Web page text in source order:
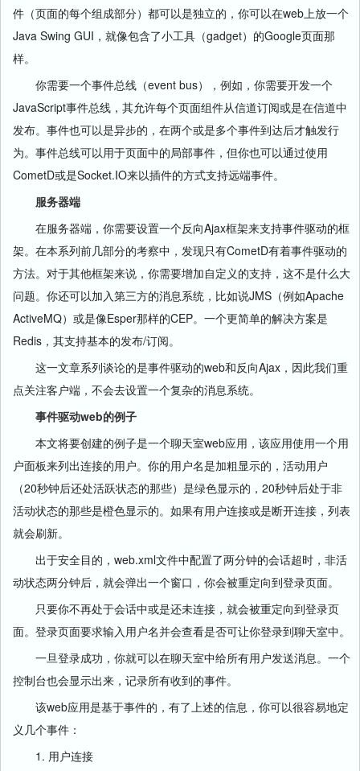
件（页面的每个组成部分）都可以是独立的，你可以在web上放一个
Java Swing GUI，就像包含了小工具（gadget）的Google页面那
样。
你需要一个事件总线（event bus），例如，你需要开发一个
JavaScript事件总线，其允许每个页面组件从信道订阅或是在信道中
发布。事件也可以是异步的，在两个或是多个事件到达后才触发行
为。事件总线可以用于页面中的局部事件，但你也可以通过使用
CometD或是Socket.IO来以插件的方式支持远端事件。
服务器端
在服务器端，你需要设置一个反向Ajax框架来支持事件驱动的框
架。在本系列前几部分的考察中，发现只有CometD有着事件驱动的
方法。对于其他框架来说，你需要增加自定义的支持，这不是什么大
问题。你还可以加入第三方的消息系统，比如说JMS（例如Apache
ActiveMQ）或是像Esper那样的CEP。一个更简单的解决方案是
Redis，其支持基本的发布/订阅。
这一文章系列谈论的是事件驱动的web和反向Ajax，因此我们重
点关注客户端，不会去设置一个复杂的消息系统。
事件驱动web的例子
本文将要创建的例子是一个聊天室web应用，该应用使用一个用
户面板来列出连接的用户。你的用户名是加粗显示的，活动用户
（20秒钟后还处活跃状态的那些）是绿色显示的，20秒钟后处于非
活动状态的那些是橙色显示的。如果有用户连接或是断开连接，列表
就会刷新。
出于安全目的，web.xml文件中配置了两分钟的会话超时，非活
动状态两分钟后，就会弹出一个窗口，你会被重定向到登录页面。
只要你不再处于会话中或是还未连接，就会被重定向到登录页
面。登录页面要求输入用户名并会查看是否可让你登录到聊天室中。
一旦登录成功，你就可以在聊天室中给所有用户发送消息。一个
控制台也会显示出来，记录所有收到的事件。
该web应用是基于事件的，有了上述的信息，你可以很容易地定
义几个事件：
1. 用户连接